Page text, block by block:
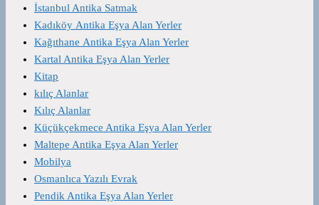
İstanbul Antika Satmak
Kadıköy Antika Eşya Alan Yerler
Kağıthane Antika Eşya Alan Yerler
Kartal Antika Eşya Alan Yerler
Kitap
kılıç Alanlar
Kılıç Alanlar
Küçükçekmece Antika Eşya Alan Yerler
Maltepe Antika Eşya Alan Yerler
Mobilya
Osmanlıca Yazılı Evrak
Pendik Antika Eşya Alan Yerler